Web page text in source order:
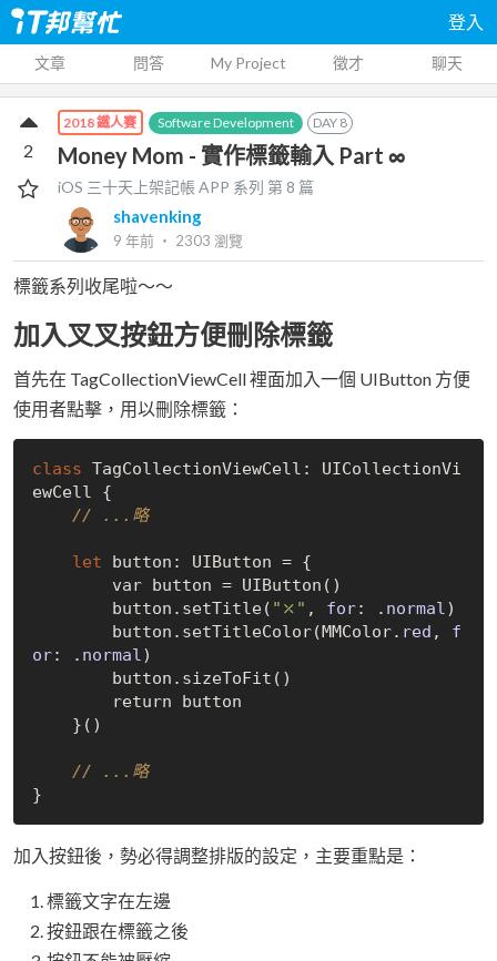
登入
文章 問答 My Project 徵才 聊天
2018 鐵人賽 Software Development DAY 8
Money Mom - 實作標籤輸入 Part ∞
iOS 三十天上架記帳 APP 系列 第 8 篇
shavenking
9 年前 ‧ 2303 瀏覽
2
標籤系列收尾啦～～
加入叉叉按鈕方便刪除標籤
首先在 TagCollectionViewCell 裡面加入一個 UIButton 方便
使用者點擊，用以刪除標籤：
class TagCollectionViewCell: UICollectionVi
ewCell {
// ...略
let button: UIButton = {
        var button =
UIButton()
        button.set
Title( "⤫" , for: . normal)
        button.set
TitleColor(MMColor. red , f
or: . normal)
        button.size
ToFit()
    }
()
// ...略
加入按鈕後，勢必得調整排版的設定，主要重點是：
標籤文字在左邊
按鈕跟在標籤之後